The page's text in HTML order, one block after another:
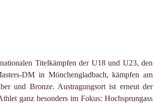
Titelkämpfen der U18 und U23, den
DM in Mönchengladbach, kämpfen am
und Bronze. Austragungsort ist erneut der
ganz besonders im Fokus: Hochsprungass